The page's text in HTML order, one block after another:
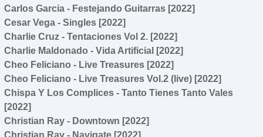
Carlos Garcia - Festejando Guitarras [2022]
Cesar Vega - Singles [2022]
Charlie Cruz - Tentaciones Vol 2. [2022]
Charlie Maldonado - Vida Artificial [2022]
Cheo Feliciano - Live Treasures [2022]
Cheo Feliciano - Live Treasures Vol.2 (live) [2022]
Chispa Y Los Complices - Tanto Tienes Tanto Vales
[2022]
Christian Ray - Downtown [2022]
Christian Ray - Navigate [2022]